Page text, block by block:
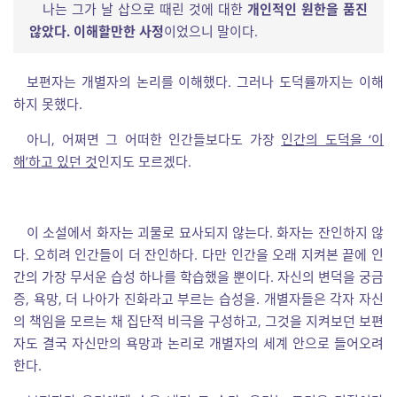
나는 그가 날 삽으로 때린 것에 대한 개인적인 원한을 품진
않았다. 이해할만한 사정이었으니 말이다.
보편자는 개별자의 논리를 이해했다. 그러나 도덕률까지는 이해
하지 못했다.
아니, 어쩌면 그 어떠한 인간들보다도 가장 인간의 도덕을 ‘이
해’하고 있던 것인지도 모르겠다.
이 소설에서 화자는 괴물로 묘사되지 않는다. 화자는 잔인하지 않
다. 오히려 인간들이 더 잔인하다. 다만 인간을 오래 지켜본 끝에 인
간의 가장 무서운 습성 하나를 학습했을 뿐이다. 자신의 변덕을 궁금
증, 욕망, 더 나아가 진화라고 부르는 습성을. 개별자들은 각자 자신
의 책임을 모르는 채 집단적 비극을 구성하고, 그것을 지켜보던 보편
자도 결국 자신만의 욕망과 논리로 개별자의 세계 안으로 들어오려
한다.